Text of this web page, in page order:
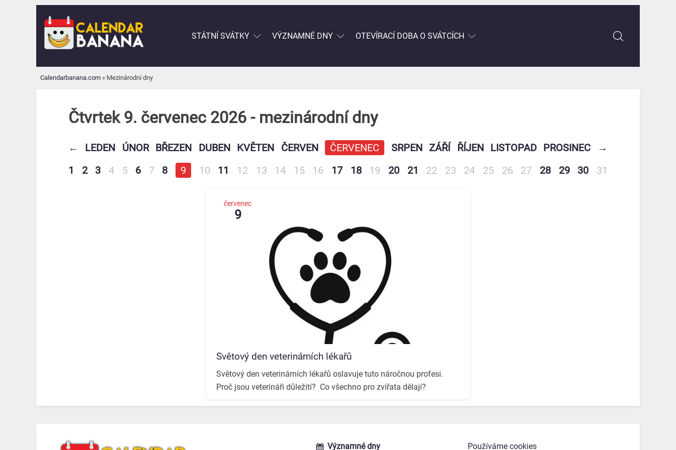
STÁTNÍ SVÁTKY VÝZNAMNÉ DNY OTEVÍRACÍ DOBA O SVÁTCÍCH
Calendarbanana.com » Mezinárodní dny
Čtvrtek 9. červenec 2026 - mezinárodní dny
← LEDEN ÚNOR BŘEZEN DUBEN KVĚTEN ČERVEN ČERVENEC SRPEN ZÁŘÍ ŘÍJEN LISTOPAD PROSINEC
→
1
2 3 4 5 6 7 8 9 10 11 12 13 14 15 16 17 18 19 20 21 22 23 24 25 26 27 28 29 30 31
červenec
9
Světový den veterinárních lékařů
Světový den veterinárních lékařů oslavuje tuto náročnou profesi. ️
Proč jsou veterináři důležití? ️ Co všechno pro zvířata dělají? ️
Významné dny Používáme cookies